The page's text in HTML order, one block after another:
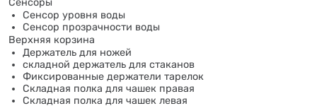
Сенсор уровня воды
Сенсор прозрачности воды
Верхняя корзина
Держатель для ножей
складной держатель для стаканов
Фиксированные держатели тарелок
Складная полка для чашек правая
Складная полка для чашек левая